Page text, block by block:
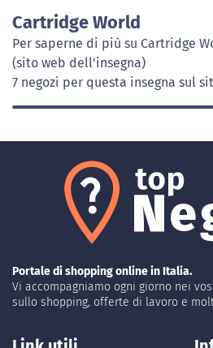
Cartridge World
Per saperne di più su Cartridge
(sito web dell'insegna)
7 negozi per questa insegna sul
Portale di shopping online in Italia.
Vi accompagniamo ogni giorno nei
sullo shopping, offerte di lavoro e